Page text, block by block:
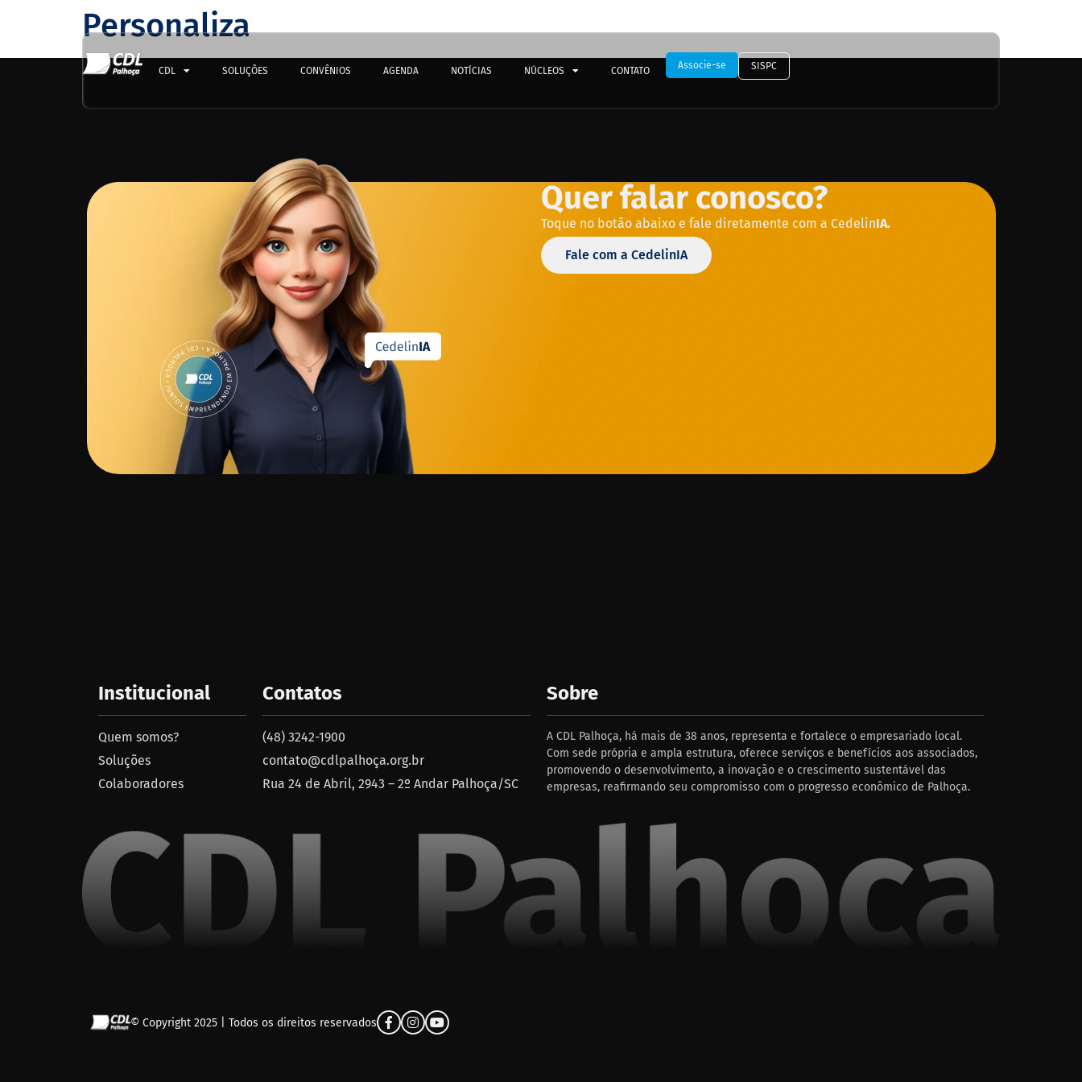
CDL SOLUÇÕES CONVÊNIOS AGENDA NOTÍCIAS NÚCLEOS CONTATO Associe-se SISPC
Personaliza
Quer falar conosco?
Toque no botão abaixo e fale diretamente com a CedelinIA.
Fale com a CedelinIA
Institucional
Quem somos?
Soluções
Colaboradores
Contatos
(48) 3242-1900
contato@cdlpalhoça.org.br
Rua 24 de Abril, 2943 – 2º Andar Palhoça/SC
Sobre
A CDL Palhoça, há mais de 38 anos, representa e fortalece o empresariado local.
Com sede própria e ampla estrutura, oferece serviços e benefícios aos associados,
promovendo o desenvolvimento, a inovação e o crescimento sustentável das
empresas, reafirmando seu compromisso com o progresso econômico de Palhoça.
© Copyright 2025 | Todos os direitos reservados